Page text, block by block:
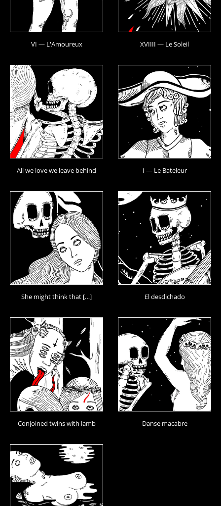
VI — L'Amoureux XVIIII — Le Soleil
All we love we leave behind I — Le Bateleur
She might think that […] El desdichado
Conjoined twins with lamb Danse macabre